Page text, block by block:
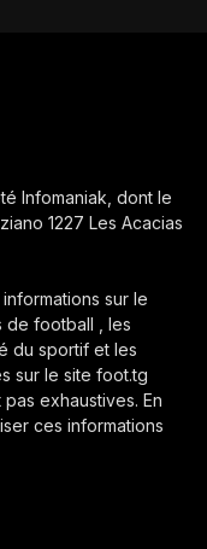
Infomaniak, dont le
1227 Les Acacias
sur le
de football , les
du sportif et les
sur le site foot.tg
exhaustives. En
ces informations